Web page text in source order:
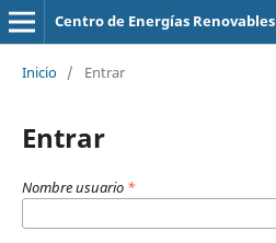
Centro de Energías Renovables
Inicio / Entrar
Entrar
Nombre usuario *